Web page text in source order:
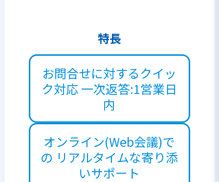
特長
お問合せに対するクイッ
ク対応一次返答:1営業日
内
オンライン(Web会議)で
の リアルタイムな寄り添
いサポート